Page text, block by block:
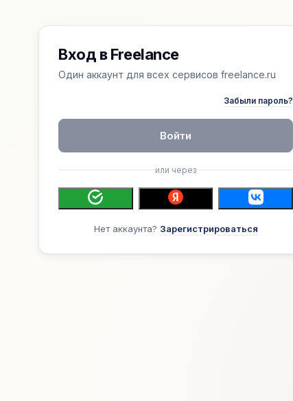
Вход в Freelance
Один аккаунт для всех сервисов freelance.ru
Забыли пароль?
Войти
или через
Нет аккаунта? Зарегистрироваться